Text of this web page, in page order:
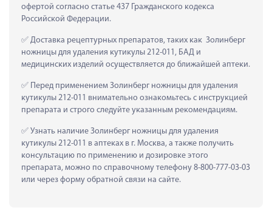
офертой согласно статье 437 Гражданского кодекса
Российской Федерации.
Доставка рецептурных препаратов, таких как  Золинберг
ножницы для удаления кутикулы 212-011, БАД и
медицинских изделий осуществляется до ближайшей аптеки.
Перед применением Золинберг ножницы для удаления
кутикулы 212-011 внимательно ознакомьтесь с инструкцией
препарата и строго следуйте указанным рекомендациям.
Узнать наличие Золинберг ножницы для удаления
кутикулы 212-011 в аптеках в г. Москва, а также получить
консультацию по применению и дозировке этого
препарата, можно по справочному телефону 8-800-777-03-03
или через форму обратной связи на сайте.